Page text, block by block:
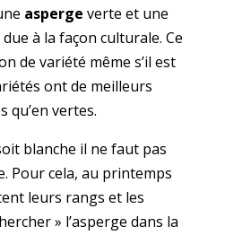
asperge verte et une
à la façon culturale. Ce
de variété même s’il est
ont de meilleurs
qu’en vertes.
blanche il ne faut pas
Pour cela, au printemps
leurs rangs et les
» l’asperge dans la